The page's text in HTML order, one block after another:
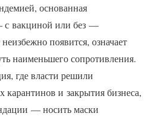
основанная
с вакциной или без —
появится, означает
наименьшего сопротивления.
где власти решили
карантинов и закрытия бизнеса,
— носить маски